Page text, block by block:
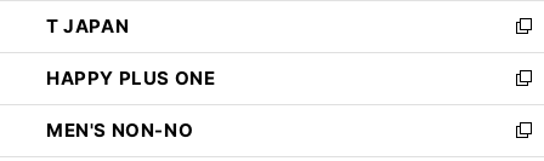
く
で
開
く
ド
ウ
で
開
く
ィ
ン
ド
ウ
で
開
し
い
ウ
ィ
ン
ド
T JAPAN
新
し
い
ウ
ィ
HAPPY PLUS ONE
新
し
い
MEN'S NON-NO
新